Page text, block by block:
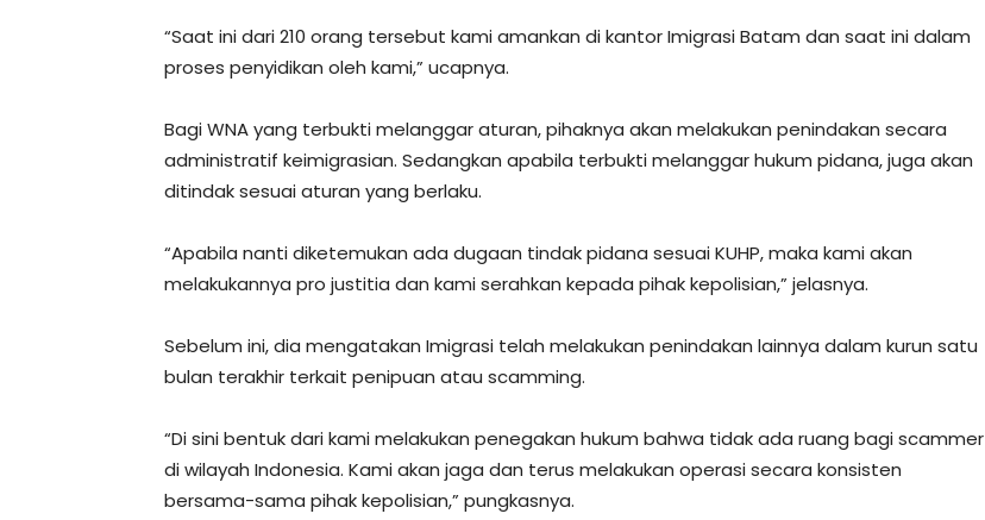
“Saat ini dari 210 orang tersebut kami amankan di kantor Imigrasi Batam dan saat ini dalam
proses penyidikan oleh kami,” ucapnya.
Bagi WNA yang terbukti melanggar aturan, pihaknya akan melakukan penindakan secara
administratif keimigrasian. Sedangkan apabila terbukti melanggar hukum pidana, juga akan
ditindak sesuai aturan yang berlaku.
“Apabila nanti diketemukan ada dugaan tindak pidana sesuai KUHP, maka kami akan
melakukannya pro justitia dan kami serahkan kepada pihak kepolisian,” jelasnya.
Sebelum ini, dia mengatakan Imigrasi telah melakukan penindakan lainnya dalam kurun satu
bulan terakhir terkait penipuan atau scamming.
“Di sini bentuk dari kami melakukan penegakan hukum bahwa tidak ada ruang bagi scammer
di wilayah Indonesia. Kami akan jaga dan terus melakukan operasi secara konsisten
bersama-sama pihak kepolisian,” pungkasnya.